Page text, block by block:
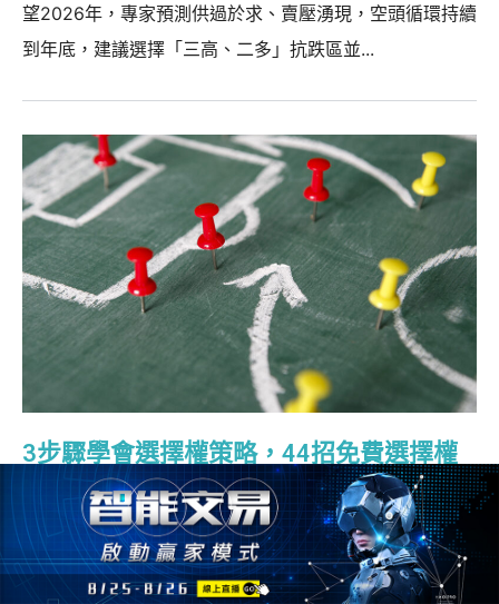
望2026年，專家預測供過於求、賣壓湧現，空頭循環持續
到年底，建議選擇「三高、二多」抗跌區並...
3步驟學會選擇權策略，44招免費選擇權
組合單，幫助你選擇權策略功力大躍進 !
2021/09/13 14695人 選擇權策略
選擇權策略01. 選擇權策略試算軟體-獨孤九劍 今天介紹